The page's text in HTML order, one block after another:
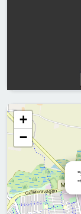
+
−